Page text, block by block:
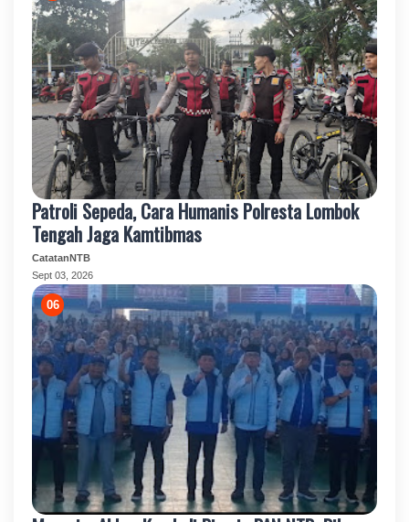
Patroli Sepeda, Cara Humanis Polresta Lombok
Tengah Jaga Kamtibmas
CatatanNTB
Sept 03, 2026